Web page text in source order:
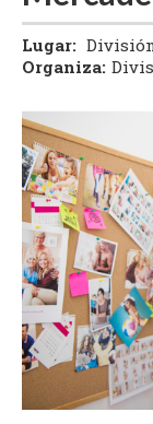
Lugar:
Organiza: